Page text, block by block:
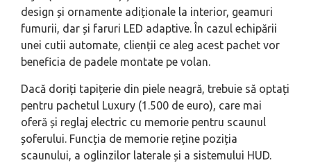
design și ornamente adiționale la interior, geamuri
fumurii, dar și faruri LED adaptive. În cazul echipării
unei cutii automate, clienții ce aleg acest pachet vor
beneficia de padele montate pe volan.
Dacă doriți tapițerie din piele neagră, trebuie să optați
pentru pachetul Luxury (1.500 de euro), care mai
oferă și reglaj electric cu memorie pentru scaunul
șoferului. Funcția de memorie reține poziția
scaunului, a oglinzilor laterale și a sistemului HUD.